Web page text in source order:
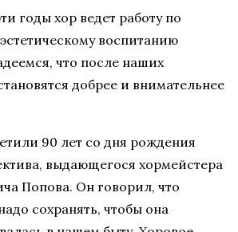
годы хор ведет работу по
воспитанию
что после наших
добрее и внимательнее
90 лет со дня рождения
выдающегося хормейстера
Попова. Он говорил, что
сохранять, чтобы она